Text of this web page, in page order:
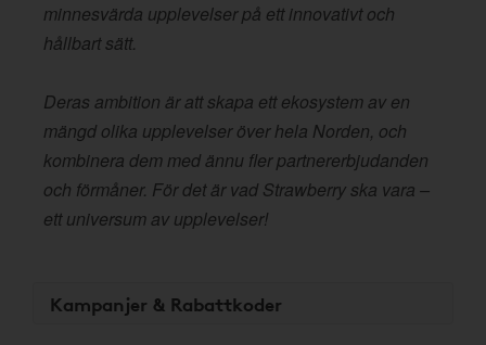
minnesvärda upplevelser på ett innovativt och
hållbart sätt.
Deras ambition är att skapa ett ekosystem av en
mängd olika upplevelser över hela Norden, och
kombinera dem med ännu fler partnererbjudanden
och förmåner. För det är vad Strawberry ska vara –
ett universum av upplevelser!
Kampanjer & Rabattkoder